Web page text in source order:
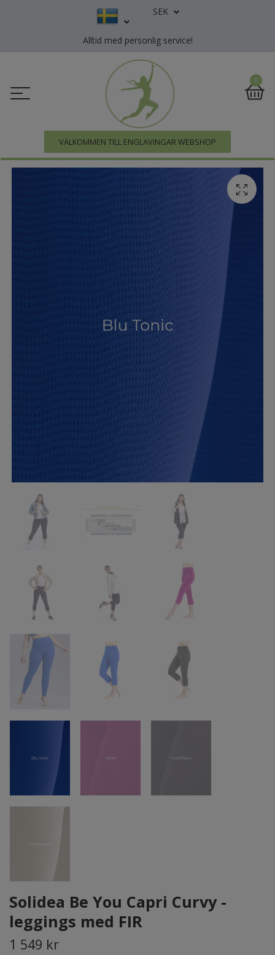
SEK
Alltid med personlig service!
VÄLKOMMEN TILL ENGLAVINGAR WEBSHOP
0
Solidea Be You Capri Curvy -
leggings med FIR
1 549 kr